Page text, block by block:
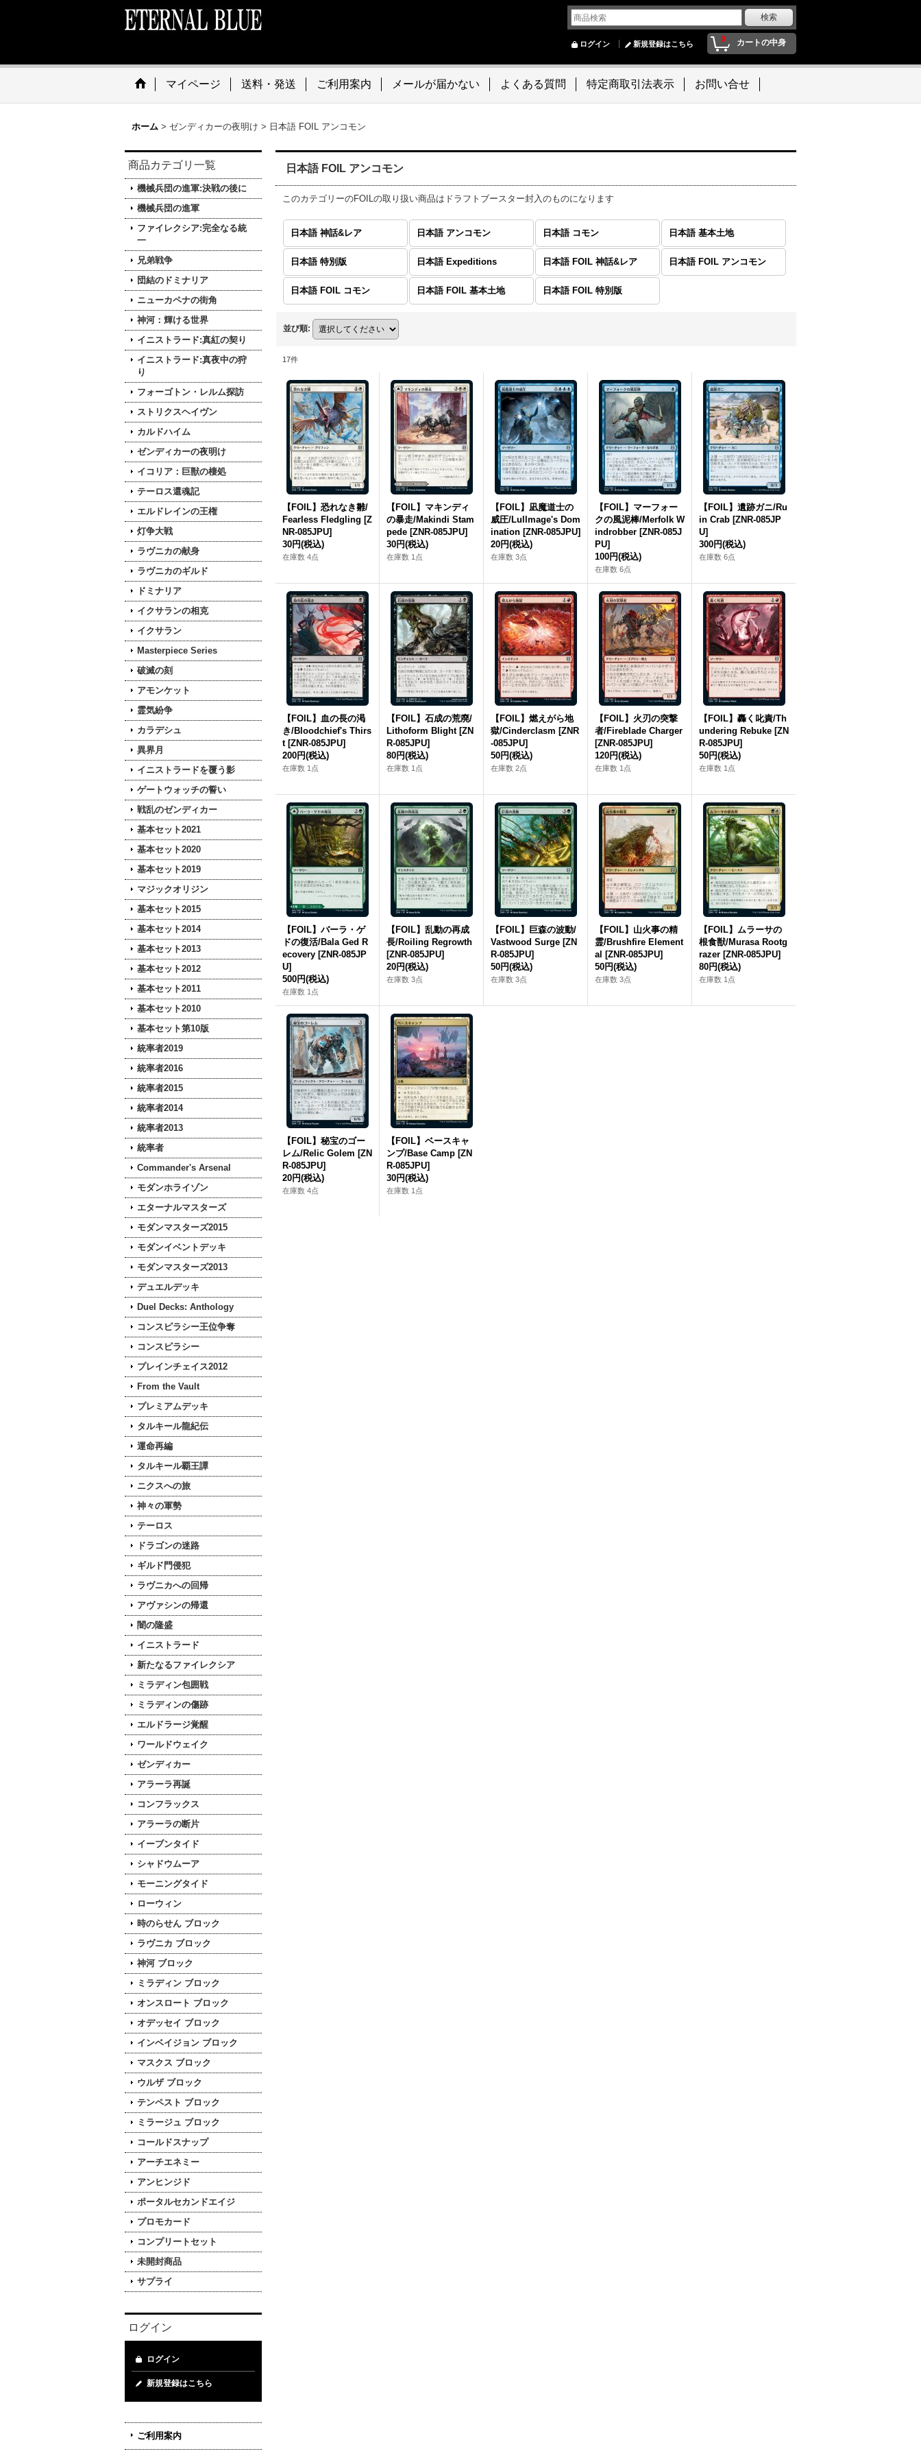
0 カートの中身
ログイン 新規登録はこちら
マイページ 送料・発送 ご利用案内 メールが届かない よくある質問 特定商取引法表示 お問い合せ
ホーム > ゼンディカーの夜明け > 日本語 FOIL アンコモン
商品カテゴリ一覧
機械兵団の進軍:決戦の後に
機械兵団の進軍
ファイレクシア:完全なる統
一
兄弟戦争
団結のドミナリア
ニューカペナの街角
神河：輝ける世界
イニストラード:真紅の契り
イニストラード:真夜中の狩
り
フォーゴトン・レルム探訪
ストリクスヘイヴン
カルドハイム
ゼンディカーの夜明け
イコリア：巨獣の棲処
テーロス還魂記
エルドレインの王権
灯争大戦
ラヴニカの献身
ラヴニカのギルド
ドミナリア
イクサランの相克
イクサラン
Masterpiece Series
破滅の刻
アモンケット
霊気紛争
カラデシュ
異界月
イニストラードを覆う影
ゲートウォッチの誓い
戦乱のゼンディカー
基本セット2021
基本セット2020
基本セット2019
マジックオリジン
基本セット2015
基本セット2014
基本セット2013
基本セット2012
基本セット2011
基本セット2010
基本セット第10版
統率者2019
統率者2016
統率者2015
統率者2014
統率者2013
統率者
Commander's Arsenal
モダンホライゾン
エターナルマスターズ
モダンマスターズ2015
モダンイベントデッキ
モダンマスターズ2013
デュエルデッキ
Duel Decks: Anthology
コンスピラシー王位争奪
コンスピラシー
プレインチェイス2012
From the Vault
プレミアムデッキ
タルキール龍紀伝
運命再編
タルキール覇王譚
ニクスへの旅
神々の軍勢
テーロス
ドラゴンの迷路
ギルド門侵犯
ラヴニカへの回帰
アヴァシンの帰還
闇の隆盛
イニストラード
新たなるファイレクシア
ミラディン包囲戦
ミラディンの傷跡
エルドラージ覚醒
ワールドウェイク
ゼンディカー
アラーラ再誕
コンフラックス
アラーラの断片
イーブンタイド
シャドウムーア
モーニングタイド
ローウィン
時のらせん ブロック
ラヴニカ ブロック
神河 ブロック
ミラディン ブロック
オンスロート ブロック
オデッセイ ブロック
インベイジョン ブロック
マスクス ブロック
ウルザ ブロック
テンペスト ブロック
ミラージュ ブロック
コールドスナップ
アーチエネミー
アンヒンジド
ポータルセカンドエイジ
プロモカード
コンプリートセット
未開封商品
サプライ
ログイン
ログイン
新規登録はこちら
ご利用案内
日本語 FOIL アンコモン
このカテゴリーのFOILの取り扱い商品はドラフトブースター封入のものになります
日本語 神話&レア 日本語 アンコモン 日本語 コモン 日本語 基本土地
日本語 特別版 日本語 Expeditions 日本語 FOIL 神話&レア 日本語 FOIL アンコモン
日本語 FOIL コモン 日本語 FOIL 基本土地 日本語 FOIL 特別版
並び順:
17件
【FOIL】恐れなき雛/
Fearless Fledgling [Z
NR-085JPU]
30円(税込)
在庫数 4点
【FOIL】マキンディ
の暴走/Makindi Stam
pede [ZNR-085JPU]
30円(税込)
在庫数 1点
【FOIL】凪魔道士の
威圧/Lullmage's Dom
ination [ZNR-085JPU]
20円(税込)
在庫数 3点
【FOIL】マーフォー
クの風泥棒/Merfolk W
indrobber [ZNR-085J
PU]
100円(税込)
在庫数 6点
【FOIL】遺跡ガニ/Ru
in Crab [ZNR-085JP
U]
300円(税込)
在庫数 6点
【FOIL】血の長の渇
き/Bloodchief's Thirs
t [ZNR-085JPU]
200円(税込)
在庫数 1点
【FOIL】石成の荒廃/
Lithoform Blight [ZN
R-085JPU]
80円(税込)
在庫数 1点
【FOIL】燃えがら地
獄/Cinderclasm [ZNR
-085JPU]
50円(税込)
在庫数 2点
【FOIL】火刃の突撃
者/Fireblade Charger
[ZNR-085JPU]
120円(税込)
在庫数 1点
【FOIL】轟く叱責/Th
undering Rebuke [ZN
R-085JPU]
50円(税込)
在庫数 1点
【FOIL】バーラ・ゲ
ドの復活/Bala Ged R
ecovery [ZNR-085JP
U]
500円(税込)
在庫数 1点
【FOIL】乱動の再成
長/Roiling Regrowth
[ZNR-085JPU]
20円(税込)
在庫数 3点
【FOIL】巨森の波動/
Vastwood Surge [ZN
R-085JPU]
50円(税込)
在庫数 3点
【FOIL】山火事の精
霊/Brushfire Element
al [ZNR-085JPU]
50円(税込)
在庫数 3点
【FOIL】ムラーサの
根食獣/Murasa Rootg
razer [ZNR-085JPU]
80円(税込)
在庫数 1点
【FOIL】秘宝のゴー
レム/Relic Golem [ZN
R-085JPU]
20円(税込)
在庫数 4点
【FOIL】ベースキャ
ンプ/Base Camp [ZN
R-085JPU]
30円(税込)
在庫数 1点